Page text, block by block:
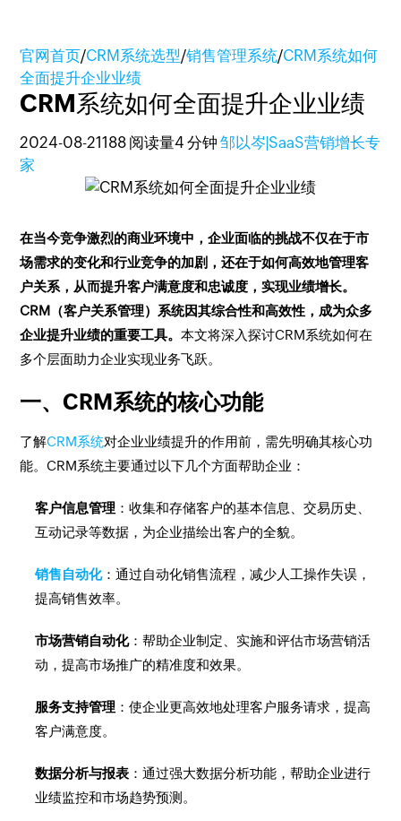
官网首页/CRM系统选型/销售管理系统/CRM系统如何
全面提升企业业绩
CRM系统如何全面提升企业业绩
2024-08-21188 阅读量4 分钟 邹以岑|SaaS营销增长专
家
在当今竞争激烈的商业环境中，企业面临的挑战不仅在于市
场需求的变化和行业竞争的加剧，还在于如何高效地管理客
户关系，从而提升客户满意度和忠诚度，实现业绩增长。
CRM（客户关系管理）系统因其综合性和高效性，成为众多
企业提升业绩的重要工具。本文将深入探讨CRM系统如何在
多个层面助力企业实现业务飞跃。
一、CRM系统的核心功能
了解CRM系统对企业业绩提升的作用前，需先明确其核心功
能。CRM系统主要通过以下几个方面帮助企业：
客户信息管理 ：收集和存储客户的基本信息、交易历史、
互动记录等数据，为企业描绘出客户的全貌。
销售自动化：通过自动化销售流程，减少人工操作失误，
提高销售效率。
市场营销自动化：帮助企业制定、实施和评估市场营销活
动，提高市场推广的精准度和效果。
服务支持管理 ：使企业更高效地处理客户服务请求，提高
客户满意度。
数据分析与报表 ：通过强大数据分析功能，帮助企业进行
业绩监控和市场趋势预测。